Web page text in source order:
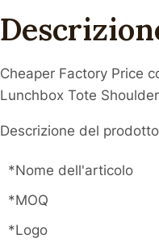
Cheaper Factory Price
Lunchbox Tote
Descrizione del prodotto
*Nome dell'articolo
*MOQ
*Logo